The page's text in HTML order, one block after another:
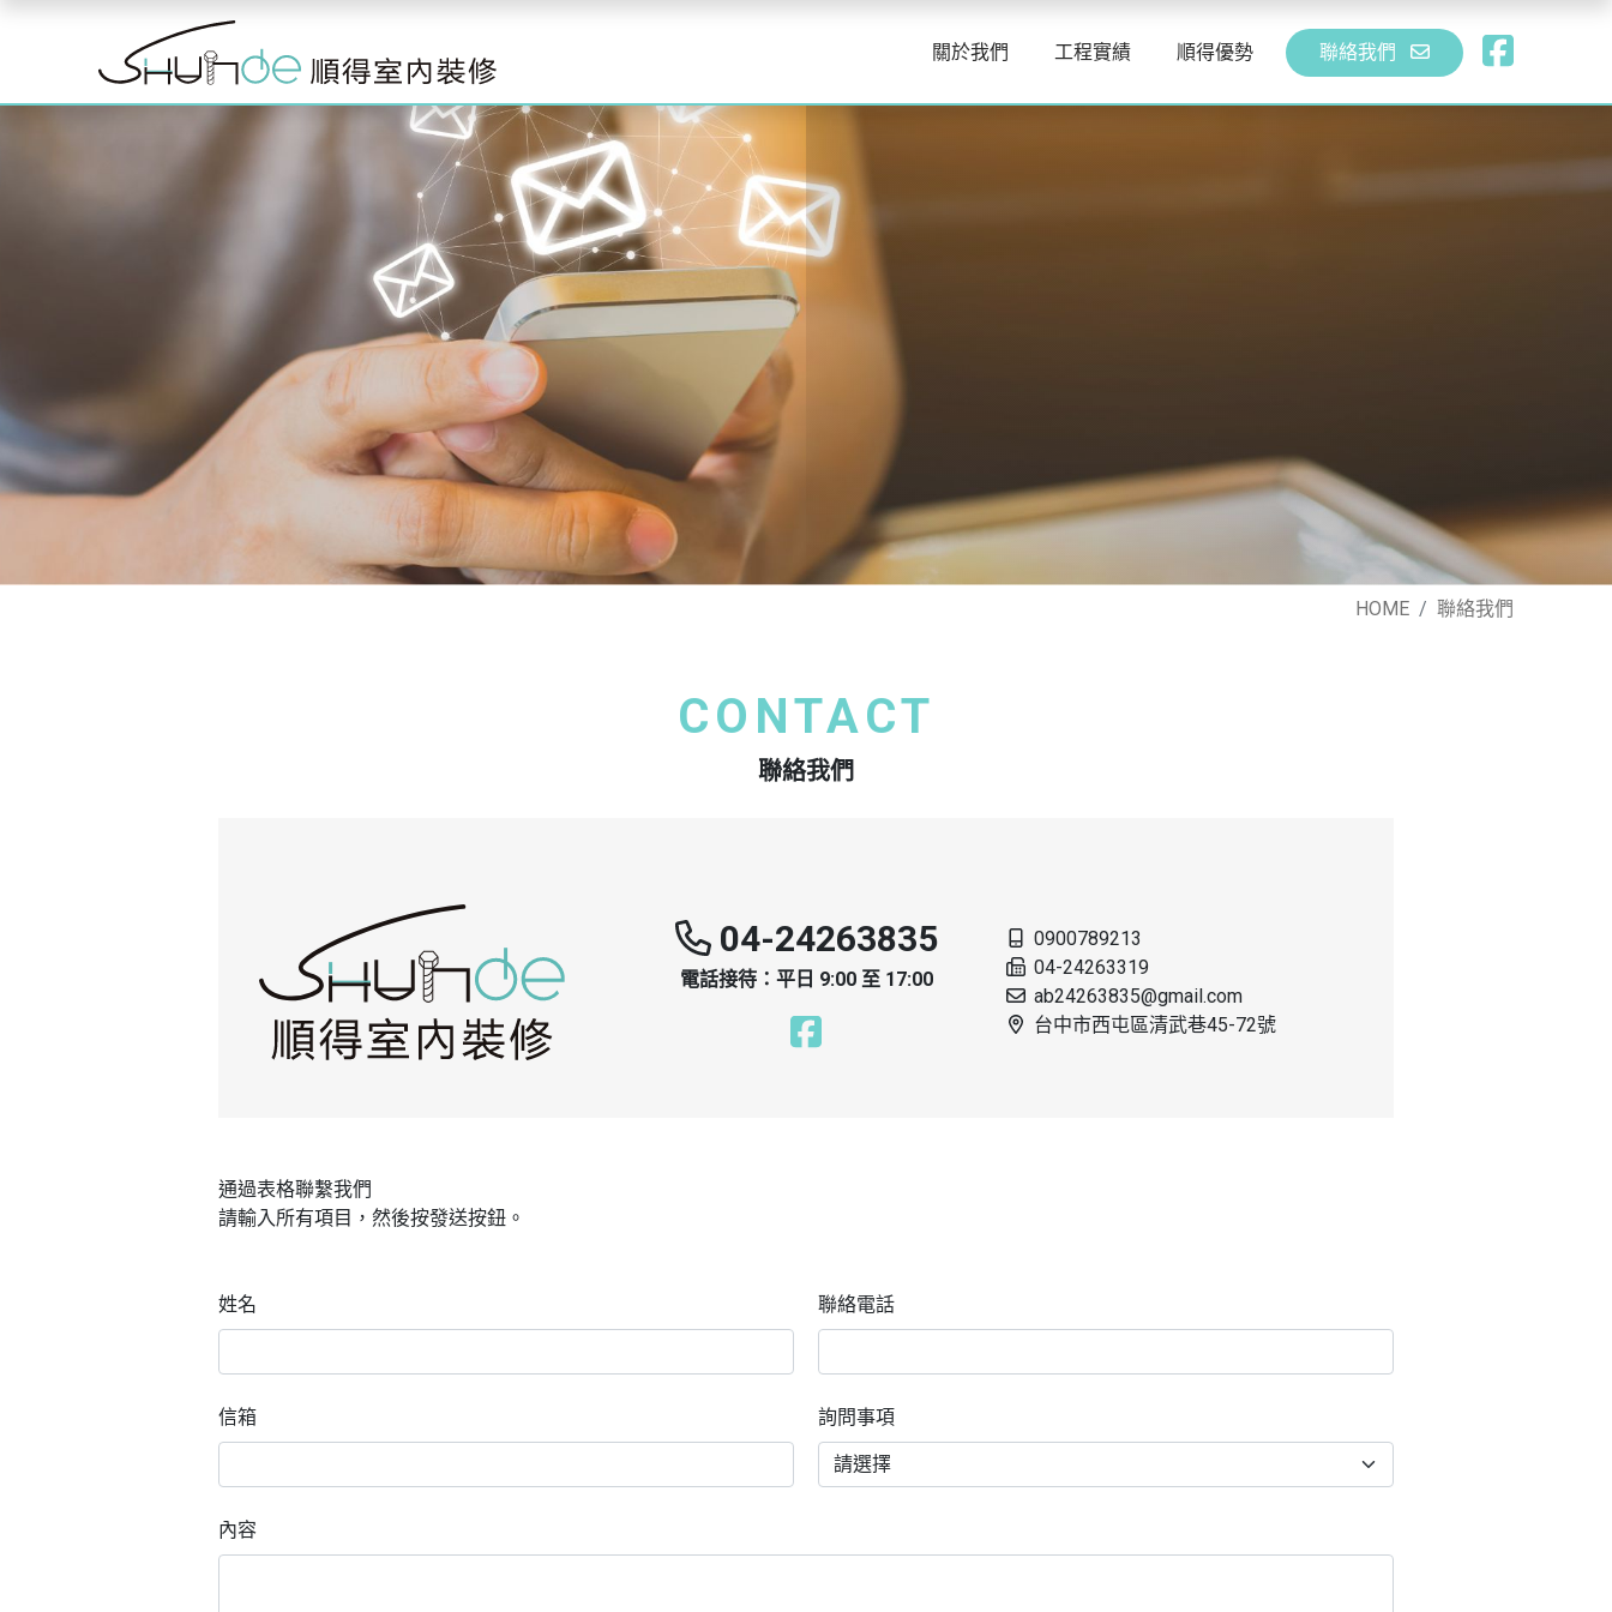
關於我們 工程實績 順得優勢 聯絡我們
HOME 聯絡我們
CONTACT
聯絡我們
04-24263835
電話接待：平日 9:00 至 17:00
0900789213
04-24263319
ab24263835@gmail.com
台中市西屯區清武巷45-72號
通過表格聯繫我們
請輸入所有項目，然後按發送按鈕。
姓名 聯絡電話
信箱 詢問事項
內容